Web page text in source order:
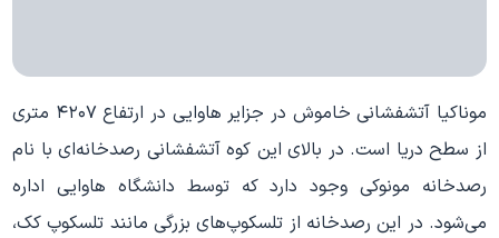
موناکیا آتشفشانی خاموش در جزایر هاوایی در ارتفاع ۴۲۰۷ متری
از سطح دریا است. در بالای این کوه آتشفشانی رصدخانه‌ای با نام
رصدخانه مونوکی وجود دارد که توسط دانشگاه هاوایی اداره
می‌شود. در این رصدخانه از تلسکوپ‌های بزرگی مانند تلسکوپ کک،